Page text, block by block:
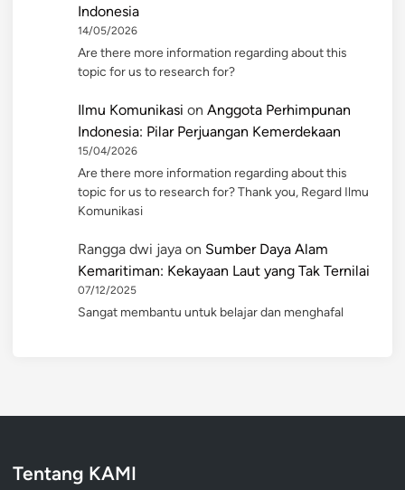
Indonesia
14/05/2026
Are there more information regarding about this
topic for us to research for?
Ilmu Komunikasi on Anggota Perhimpunan
Indonesia: Pilar Perjuangan Kemerdekaan
15/04/2026
Are there more information regarding about this
topic for us to research for? Thank you, Regard Ilmu
Komunikasi
Rangga dwi jaya on Sumber Daya Alam
Kemaritiman: Kekayaan Laut yang Tak Ternilai
07/12/2025
Sangat membantu untuk belajar dan menghafal
Tentang KAMI